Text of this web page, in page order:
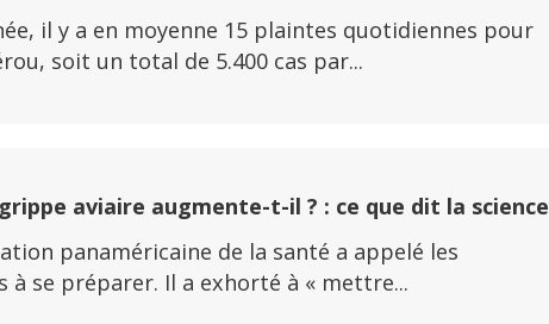
il y a en moyenne 15 plaintes quotidiennes pour
soit un total de 5.400 cas par...
aviaire augmente-t-il ? : ce que dit la science
panaméricaine de la santé a appelé les
à se préparer. Il a exhorté à « mettre...